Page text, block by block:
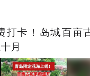
打卡！岛城百亩
月